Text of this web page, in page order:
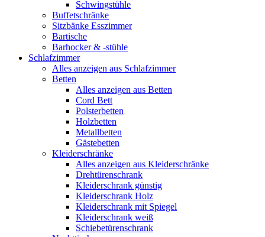
Schwingstühle
Buffetschränke
Sitzbänke Esszimmer
Bartische
Barhocker & -stühle
Schlafzimmer
Alles anzeigen aus Schlafzimmer
Betten
Alles anzeigen aus Betten
Cord Bett
Polsterbetten
Holzbetten
Metallbetten
Gästebetten
Kleiderschränke
Alles anzeigen aus Kleiderschränke
Drehtürenschrank
Kleiderschrank günstig
Kleiderschrank Holz
Kleiderschrank mit Spiegel
Kleiderschrank weiß
Schiebetürenschrank